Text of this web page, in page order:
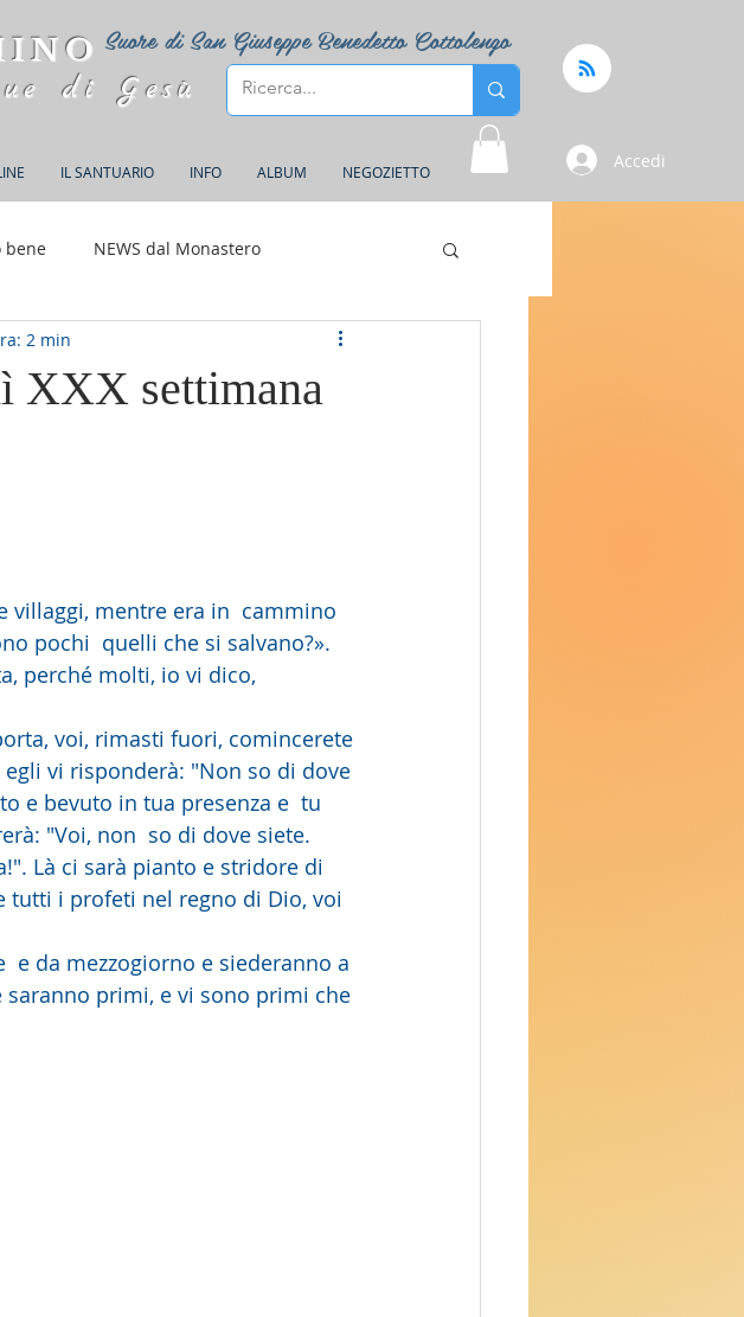
Suore di San Giuseppe Benedetto Cottolengo
di Gesù
IL SANTUARIO INFO ALBUM NEGOZIETTO
Accedi
bene NEWS dal Monastero
XXX settimana
2 min
villaggi, mentre era in  cammino
pochi  quelli che si salvano?».
vi risponderà: "Non so di dove
e bevuto in tua presenza e  tu
"Voi, non  so di dove siete.
Là ci sarà pianto e stridore di
tutti i profeti nel regno di Dio, voi
primi, e vi sono primi che